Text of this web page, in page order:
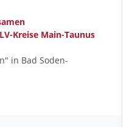
Kreise Main-Taunus
in Bad Soden-